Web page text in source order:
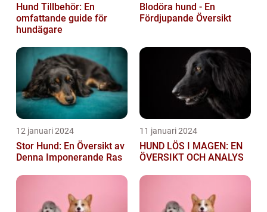
Hund Tillbehör: En
omfattande guide för
hundägare
Blodöra hund - En
Fördjupande Översikt
12 januari 2024
Stor Hund: En Översikt av
Denna Imponerande Ras
11 januari 2024
HUND LÖS I MAGEN: EN
ÖVERSIKT OCH ANALYS